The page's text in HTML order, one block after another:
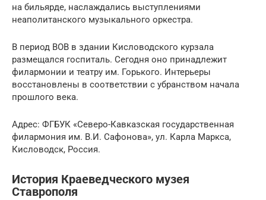
на бильярде, наслаждались выступлениями
неаполитанского музыкального оркестра.
В период ВОВ в здании Кисловодского курзала
размещался госпиталь. Сегодня оно принадлежит
филармонии и театру им. Горького. Интерьеры
восстановлены в соответствии с убранством начала
прошлого века.
Адрес: ФГБУК «Северо-Кавказская государственная
филармония им. В.И. Сафонова», ул. Карла Маркса,
Кисловодск, Россия.
История Краеведческого музея
Ставрополя